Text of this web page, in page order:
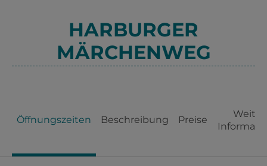
HARBURGER
MÄRCHENWEG
Öffnungszeiten Beschreibung Preise